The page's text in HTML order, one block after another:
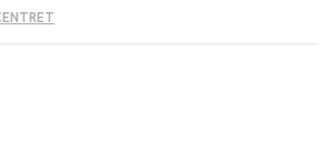
därmed byggandet, att dras med i